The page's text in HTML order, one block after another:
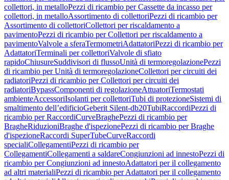
collettori, in metalloPezzi di ricambio per Cassette da incasso per
collettori, in metalloAssortimento di collettoriPezzi di ricambio per
Assortimento di collettoriCollettori per riscaldamento a
pavimentoPezzi di ricambio per Collettori per riscaldamento a
pavimentoValvole a sferaTermometriAdattatoriPezzi di ricambio per
AdattatoriTerminali per collettoriValvole di sfiato
rapidoChiusureSuddivisori di flussoUnità di termoregolazionePezzi
di ricambio per Unità di termoregolazioneCollettori per circuiti dei
radiatoriPezzi di ricambio per Collettori per circuiti dei
radiatoriBypassComponenti di regolazioneAttuatoriTermostati
ambienteAccessoriIsolanti per collettoriTubi di protezioneSistemi di
smaltimento dell’edificioGeberit Silent-db20TubiRaccordiPezzi di
ricambio per RaccordiCurveBraghePezzi di ricambio per
BragheRiduzioniBraghe d'ispezionePezzi di ricambio per Braghe
d'ispezioneRaccordi SuperTubeCurveRaccordi
specialiCollegamentiPezzi di ricambio per
CollegamentiCollegamenti a saldareCongiunzioni ad innestoPezzi di
ricambio per Congiunzioni ad innestoAdattatori per il collegamento
ad altri materialiPezzi di ricambio per Adattatori per il collegamento